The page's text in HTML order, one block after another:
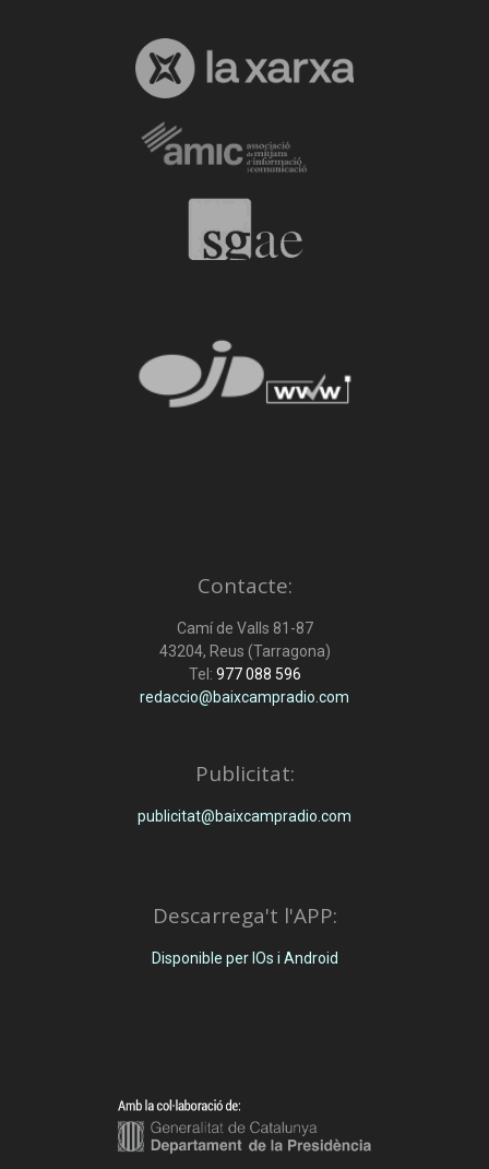
Contacte:
Camí de Valls 81-87
43204, Reus (Tarragona)
Tel: 977 088 596
redaccio@baixcampradio.com
Publicitat:
publicitat@baixcampradio.com
Descarrega't l'APP:
Disponible per IOs i Android